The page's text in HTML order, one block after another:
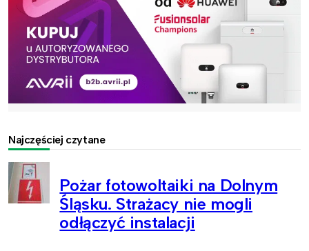
Najczęściej czytane
Pożar fotowoltaiki na Dolnym
Śląsku. Strażacy nie mogli
odłączyć instalacji